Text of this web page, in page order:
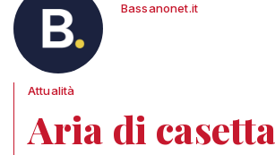
Bassanonet.it
Attualità
Aria di casetta